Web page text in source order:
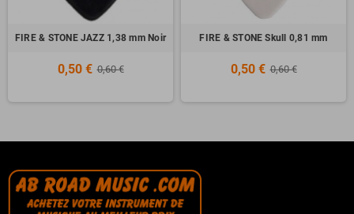
FIRE & STONE JAZZ 1,38 mm Noir
0,50 € 0,60 €
FIRE & STONE Skull 0,81 mm
0,50 € 0,60 €